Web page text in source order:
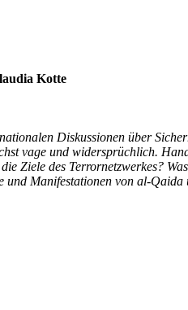
Kotte
Diskussionen über
vage und widersprüchlich.
Ziele des Terrornetzwerkes?
Manifestationen von al-